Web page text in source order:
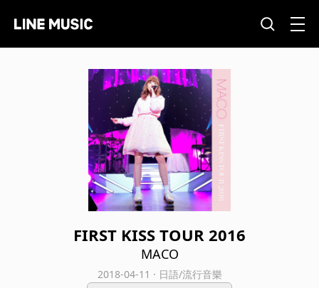
FIRST KISS TOUR 2016
MACO
2018-04-11 · 日語/流行音樂